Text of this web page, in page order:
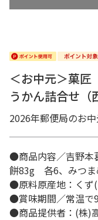
＜お中元＞菓
うかん詰合せ（
2026年郵便局のお
●商品内容／吉野本
餅83g 各6、みつ
●原料原産地：くず
●賞味期間／常温で
●商品提供者：(株)